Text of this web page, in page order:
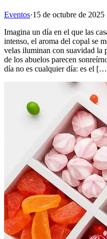
Eventos·15 de octubre de 2025
Imagina un día en el que las
intenso, el aroma del copal se
velas iluminan con suavidad la
de los abuelos parecen
día no es cualquier día: es el